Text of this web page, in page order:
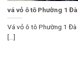
vá vỏ ô tô Phường 1 Đà
Vá vỏ ô tô Phường 1
[...]